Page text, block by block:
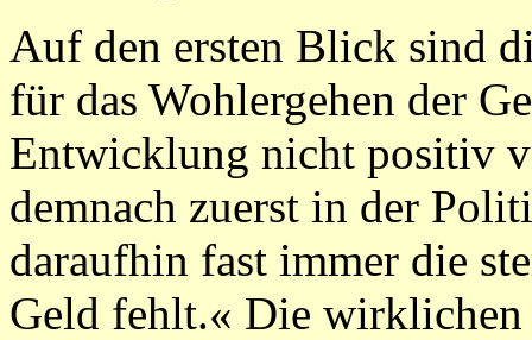
Auf den ersten Blick sind
für das Wohlergehen der
Entwicklung nicht positiv
demnach zuerst in der
daraufhin fast immer die
Geld fehlt.« Die wirklichen